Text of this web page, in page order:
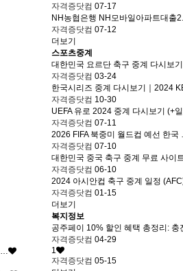
자격증닷컴 07-17
NH농협은행 NH모바일아파트대출
자격증닷컴 07-12
더보기
스포츠중계
대한민국 요르단 축구 중계 다시보
자격증닷컴 03-24
한국시리즈 중계 다시보기｜2024
자격증닷컴 10-30
UEFA 유로 2024 중계 다시보기 (+
자격증닷컴 07-11
2026 FIFA 북중미 월드컵 예선 한
자격증닷컴 07-10
대한민국 중국 축구 중계 무료 사이
자격증닷컴 06-10
2024 아시안컵 축구 중계 일정
자격증닷컴 01-15
더보기
…
복지정보
공주페이 10% 할인 혜택 총정리:
자격증닷컴 04-29
1
자격증닷컴 05-15